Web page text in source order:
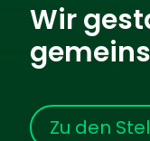
Wir
Zu den